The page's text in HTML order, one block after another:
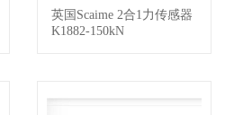
查看详情
英国Scaime 2合1力传感器
K1882-150kN